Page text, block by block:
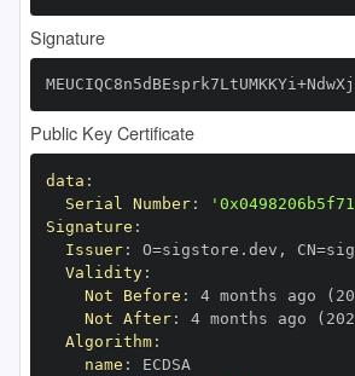
Signature
Public Key Certificate
data :
Serial Number:
Signature :
Issuer: O=sigstore.dev ,
Validity:
Not Before : 4 months ago
Not After: 4 months ago
Algorithm:
name :